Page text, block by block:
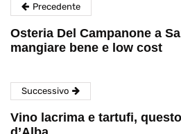
Precedente
Osteria Del Campanone a
mangiare bene e low cost
Successivo
Vino lacrima e tartufi,